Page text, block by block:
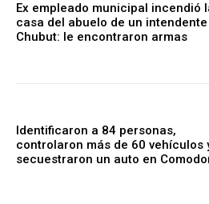
Ex empleado municipal incendió
casa del abuelo de un intendente
Chubut: le encontraron armas
Identificaron a 84 personas,
controlaron más de 60 vehículos
secuestraron un auto en